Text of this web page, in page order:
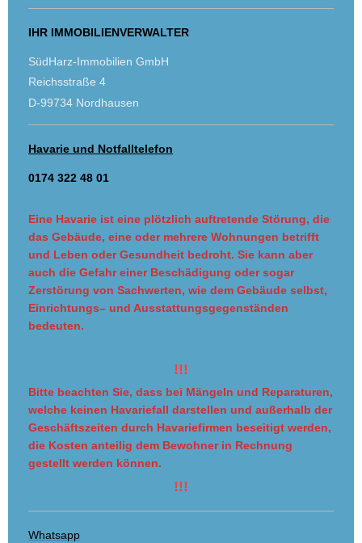
IHR IMMOBILIENVERWALTER
SüdHarz-Immobilien GmbH
Reichsstraße 4
D-99734 Nordhausen
Havarie und Notfalltelefon
0174 322 48 01
Eine Havarie ist eine plötzlich auftretende Störung, die
das Gebäude, eine oder mehrere Wohnungen betrifft
und Leben oder Gesundheit bedroht. Sie kann aber
auch die Gefahr einer Beschädigung oder sogar
Zerstörung von Sachwerten, wie dem Gebäude selbst,
Einrichtungs– und Ausstattungsgegenständen
bedeuten.
!!!
Bitte beachten Sie, dass bei Mängeln und Reparaturen,
welche keinen Havariefall darstellen und außerhalb der
Geschäftszeiten durch Havariefirmen beseitigt werden,
die Kosten anteilig dem Bewohner in Rechnung
gestellt werden können.
!!!
Whatsapp